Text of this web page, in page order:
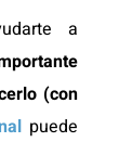
a
(con
puede